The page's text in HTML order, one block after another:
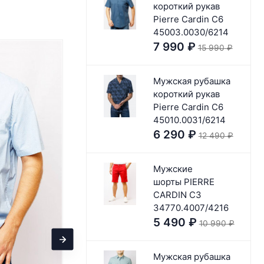
короткий рукав
Pierre Cardin C6
45003.0030/6214
7 990 ₽ 15 990 ₽
Мужская рубашка
короткий рукав
Pierre Cardin C6
45010.0031/6214
6 290 ₽ 12 490 ₽
Мужские
шорты PIERRE
CARDIN C3
34770.4007/4216
5 490 ₽ 10 990 ₽
Мужская рубашка